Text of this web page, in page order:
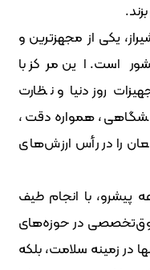
یکی از مجهزترین و
است. این مرکز با
روز دنیا و نظارت
همواره دقت،
را در رأس ارزش‌های
با انجام طیف
در حوزه‌های
در زمینه سلامت، بلکه